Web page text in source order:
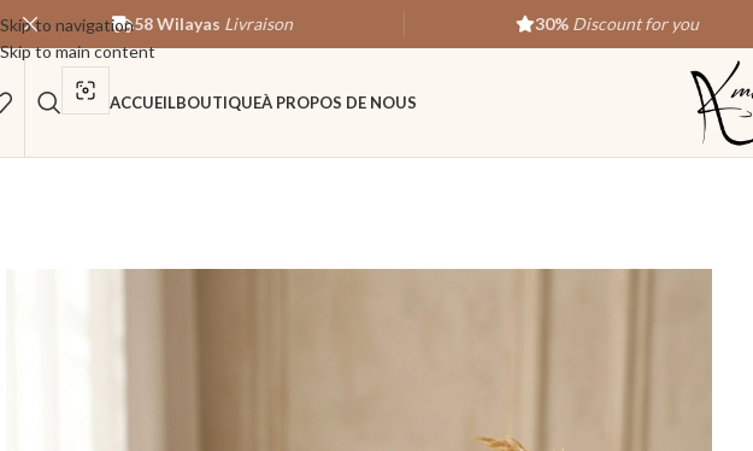
Skip to navigation
Skip to main content
58 Wilayas Livraison 30% Discount for you
ACCUEILBOUTIQUEÀ PROPOS DE NOUS